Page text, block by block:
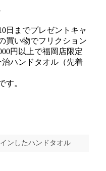
日までプレゼントキャ
買い物でフリクション
円以上で福岡店限定
ハンドタオル（先着
す。
ンしたハンドタオル